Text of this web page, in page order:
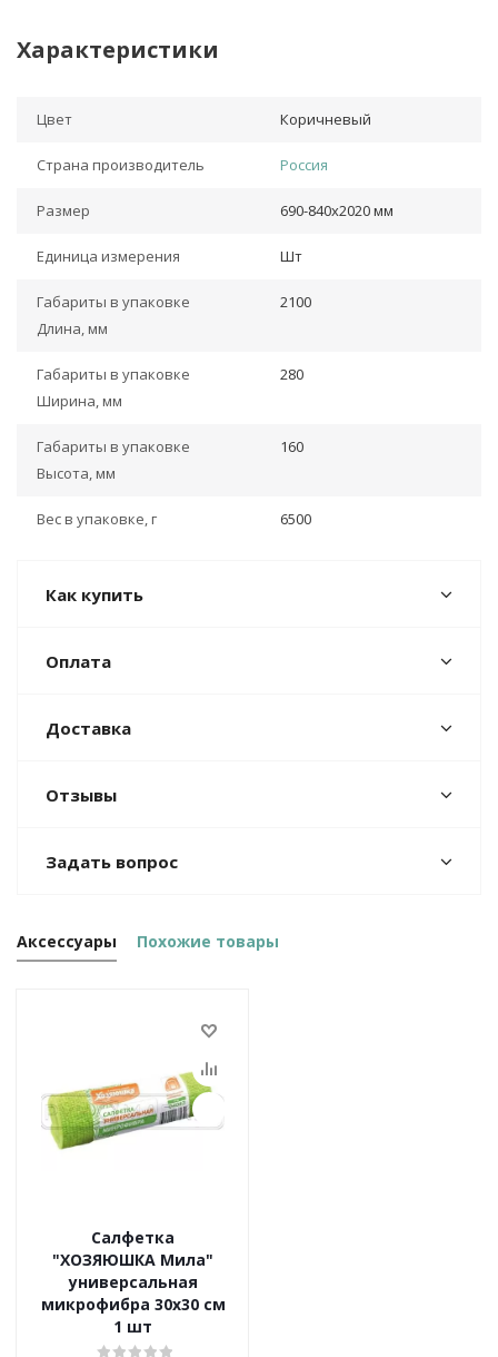
Характеристики
Цвет Коричневый
Страна производитель Россия
Размер 690-840х2020 мм
Единица измерения Шт
Габариты в упаковке
Длина, мм
2100
Габариты в упаковке
Ширина, мм
280
Габариты в упаковке
Высота, мм
160
Вес в упаковке, г 6500
Как купить
Оплата
Доставка
Отзывы
Задать вопрос
Аксессуары Похожие товары
Салфетка
"ХОЗЯЮШКА Мила"
универсальная
микрофибра 30х30 см
1 шт